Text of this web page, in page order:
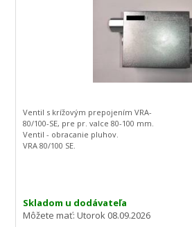
Skladom u dodávateľa
Môžete mať:Utorok 08.09.2026
Ventil s krížovým prepojením VRA-
80/100-SE, pre pr. valce 80-100 mm.
Ventil - obracanie pluhov.
VRA 80/100 SE.